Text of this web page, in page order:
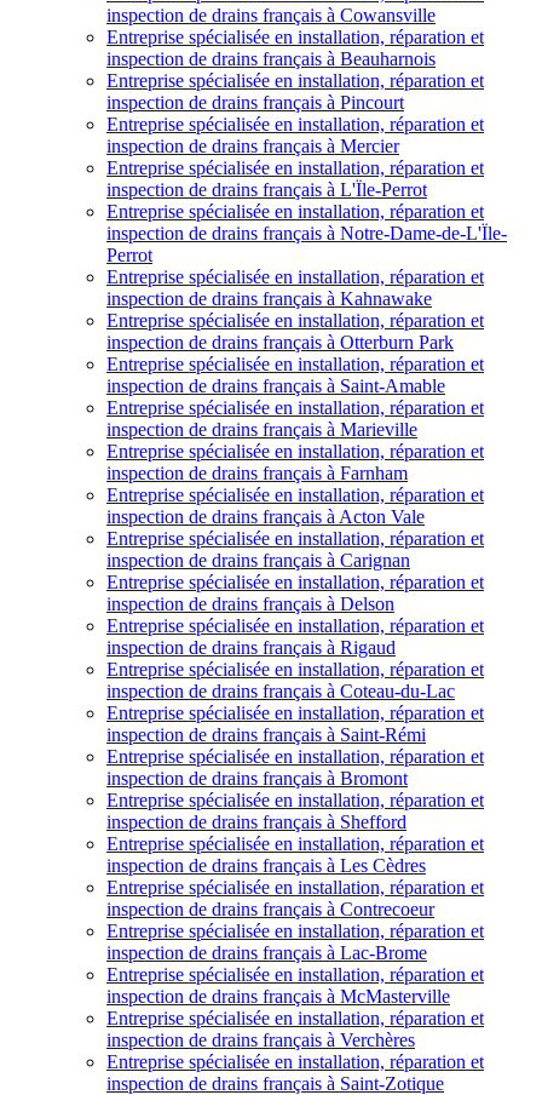
inspection de drains français à Cowansville
Entreprise spécialisée en installation, réparation et
inspection de drains français à Beauharnois
Entreprise spécialisée en installation, réparation et
inspection de drains français à Pincourt
Entreprise spécialisée en installation, réparation et
inspection de drains français à Mercier
Entreprise spécialisée en installation, réparation et
inspection de drains français à L'Ïle-Perrot
Entreprise spécialisée en installation, réparation et
inspection de drains français à Notre-Dame-de-L'Ïle-
Perrot
Entreprise spécialisée en installation, réparation et
inspection de drains français à Kahnawake
Entreprise spécialisée en installation, réparation et
inspection de drains français à Otterburn Park
Entreprise spécialisée en installation, réparation et
inspection de drains français à Saint-Amable
Entreprise spécialisée en installation, réparation et
inspection de drains français à Marieville
Entreprise spécialisée en installation, réparation et
inspection de drains français à Farnham
Entreprise spécialisée en installation, réparation et
inspection de drains français à Acton Vale
Entreprise spécialisée en installation, réparation et
inspection de drains français à Carignan
Entreprise spécialisée en installation, réparation et
inspection de drains français à Delson
Entreprise spécialisée en installation, réparation et
inspection de drains français à Rigaud
Entreprise spécialisée en installation, réparation et
inspection de drains français à Coteau-du-Lac
Entreprise spécialisée en installation, réparation et
inspection de drains français à Saint-Rémi
Entreprise spécialisée en installation, réparation et
inspection de drains français à Bromont
Entreprise spécialisée en installation, réparation et
inspection de drains français à Shefford
Entreprise spécialisée en installation, réparation et
inspection de drains français à Les Cèdres
Entreprise spécialisée en installation, réparation et
inspection de drains français à Contrecoeur
Entreprise spécialisée en installation, réparation et
inspection de drains français à Lac-Brome
Entreprise spécialisée en installation, réparation et
inspection de drains français à McMasterville
Entreprise spécialisée en installation, réparation et
inspection de drains français à Verchères
Entreprise spécialisée en installation, réparation et
inspection de drains français à Saint-Zotique